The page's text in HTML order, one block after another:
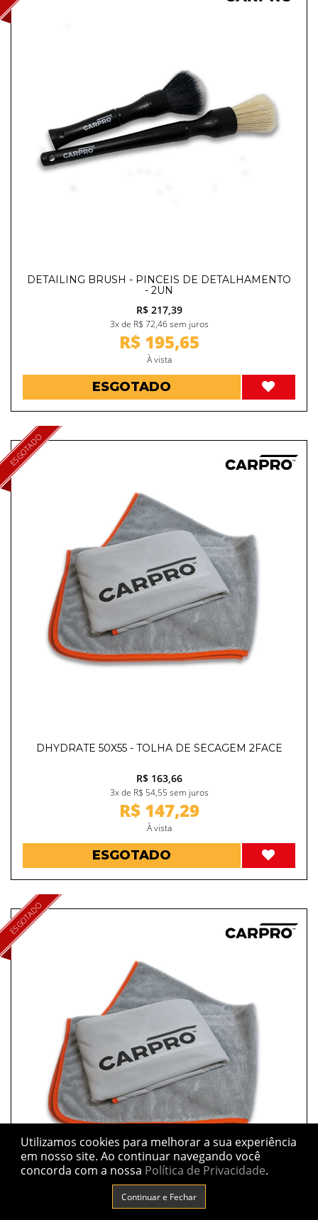
DETAILING BRUSH - PINCEIS DE DETALHAMENTO
- 2UN
R$ 217,39
3x de R$ 72,46 sem juros
R$ 195,65
À vista
ESGOTADO
ESGOTADO
DHYDRATE 50X55 - TOLHA DE SECAGEM 2FACE
R$ 163,66
3x de R$ 54,55 sem juros
R$ 147,29
À vista
ESGOTADO
ESGOTADO
Utilizamos cookies para melhorar a sua experiência
em nosso site. Ao continuar navegando você
concorda com a nossa Política de Privacidade.
Continuar e Fechar